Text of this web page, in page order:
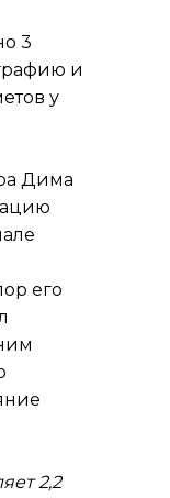
3
и
у
Дима
его
2,2